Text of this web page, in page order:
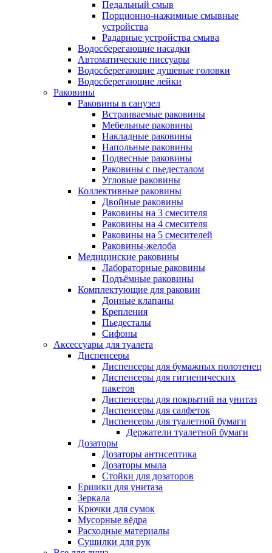
Педальный смыв
Порционно-нажимные смывные
устройства
Радарные устройства смыва
Водосберегающие насадки
Автоматические писсуары
Водосберегающие душевые головки
Водосберегающие лейки
Раковины
Раковины в санузел
Встраиваемые раковины
Мебельные раковины
Накладные раковины
Напольные раковины
Подвесные раковины
Раковины с пьедесталом
Угловые раковины
Коллективные раковины
Двойные раковины
Раковины на 3 смесителя
Раковины на 4 смесителя
Раковины на 5 смесителей
Раковины-желоба
Медицинские раковины
Лабораторные раковины
Подъёмные раковины
Комплектующие для раковин
Донные клапаны
Крепления
Пьедесталы
Сифоны
Аксессуары для туалета
Диспенсеры
Диспенсеры для бумажных полотенец
Диспенсеры для гигиенических
пакетов
Диспенсеры для покрытий на унитаз
Диспенсеры для салфеток
Диспенсеры для туалетной бумаги
Держатели туалетной бумаги
Дозаторы
Дозаторы антисептика
Дозаторы мыла
Стойки для дозаторов
Ершики для унитаза
Зеркала
Крючки для сумок
Мусорные вёдра
Расходные материалы
Сушилки для рук